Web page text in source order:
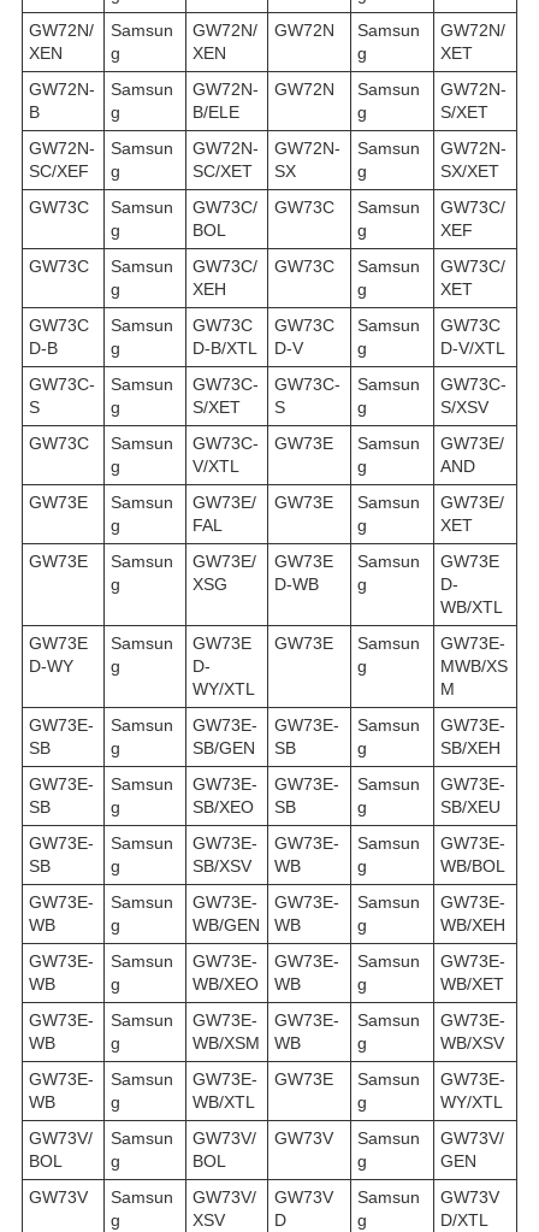
GW72N/
XEN
Samsun
g
GW72N/
XEN
GW72N
Samsun
g
GW72N/
XET
GW72N-
B
Samsun
g
GW72N-
B/ELE
GW72N
Samsun
g
GW72N-
S/XET
GW72N-
SC/XEF
Samsun
g
GW72N-
SC/XET
GW72N-
SX
Samsun
g
GW72N-
SX/XET
GW73C
Samsun
g
GW73C/
BOL
GW73C
Samsun
g
GW73C/
XEF
GW73C
Samsun
g
GW73C/
XEH
GW73C
Samsun
g
GW73C/
XET
GW73C
D-B
Samsun
g
GW73C
D-B/XTL
GW73C
D-V
Samsun
g
GW73C
D-V/XTL
GW73C-
S
Samsun
g
GW73C-
S/XET
GW73C-
S
Samsun
g
GW73C-
S/XSV
GW73C
Samsun
g
GW73C-
V/XTL
GW73E
Samsun
g
GW73E/
AND
GW73E
Samsun
g
GW73E/
FAL
GW73E
Samsun
g
GW73E/
XET
GW73E
Samsun
g
GW73E/
XSG
GW73E
D-WB
Samsun
g
GW73E
D-
WB/XTL
GW73E
D-WY
Samsun
g
GW73E
D-
WY/XTL
GW73E
Samsun
g
GW73E-
MWB/XS
M
GW73E-
SB
Samsun
g
GW73E-
SB/GEN
GW73E-
SB
Samsun
g
GW73E-
SB/XEH
GW73E-
SB
Samsun
g
GW73E-
SB/XEO
GW73E-
SB
Samsun
g
GW73E-
SB/XEU
GW73E-
SB
Samsun
g
GW73E-
SB/XSV
GW73E-
WB
Samsun
g
GW73E-
WB/BOL
GW73E-
WB
Samsun
g
GW73E-
WB/GEN
GW73E-
WB
Samsun
g
GW73E-
WB/XEH
GW73E-
WB
Samsun
g
GW73E-
WB/XEO
GW73E-
WB
Samsun
g
GW73E-
WB/XET
GW73E-
WB
Samsun
g
GW73E-
WB/XSM
GW73E-
WB
Samsun
g
GW73E-
WB/XSV
GW73E-
WB
Samsun
g
GW73E-
WB/XTL
GW73E
Samsun
g
GW73E-
WY/XTL
GW73V/
BOL
Samsun
g
GW73V/
BOL
GW73V
Samsun
g
GW73V/
GEN
GW73V
Samsun
g
GW73V/
XSV
GW73V
D
Samsun
g
GW73V
D/XTL